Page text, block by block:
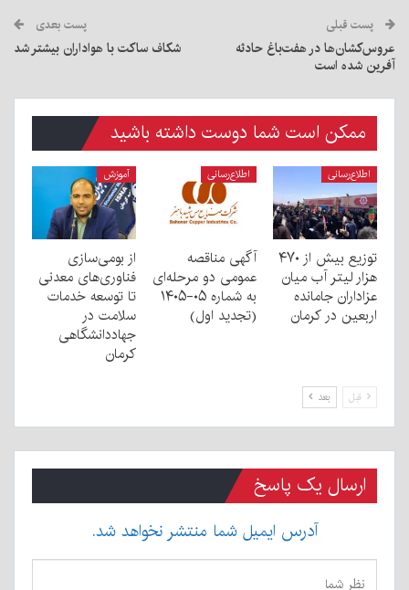
پست قبلی
عروس‌کشان‌ها در هفت‌باغ حادثه
آفرین شده است
پست بعدی
شکاف ساکت با هواداران بیشتر شد
ممکن است شما دوست داشته باشید
اطلاع‌رسانی
توزیع بیش از ۴۷۰
هزار لیتر آب میان
عزاداران جامانده
اربعین در کرمان
اطلاع‌رسانی
آگهی مناقصه
عمومی دو مرحله‌ای
به شماره ۰۵-۱۴۰۵
(تجدید اول)
آموزش
از بومی‌سازی
فناوری‌های معدنی
تا توسعه خدمات
سلامت در
جهاددانشگاهی
کرمان
قبل بعد
ارسال یک پاسخ
آدرس ایمیل شما منتشر نخواهد شد.